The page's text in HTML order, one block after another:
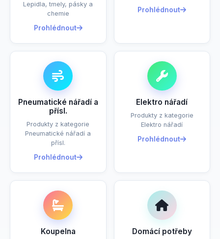
Lepidla, tmely, pásky a
chemie
Prohlédnout
Prohlédnout
Pneumatické nářadí a
přísl.
Produkty z kategorie
Pneumatické nářadí a
přísl.
Prohlédnout
Elektro nářadí
Produkty z kategorie
Elektro nářadí
Prohlédnout
Koupelna Domácí potřeby